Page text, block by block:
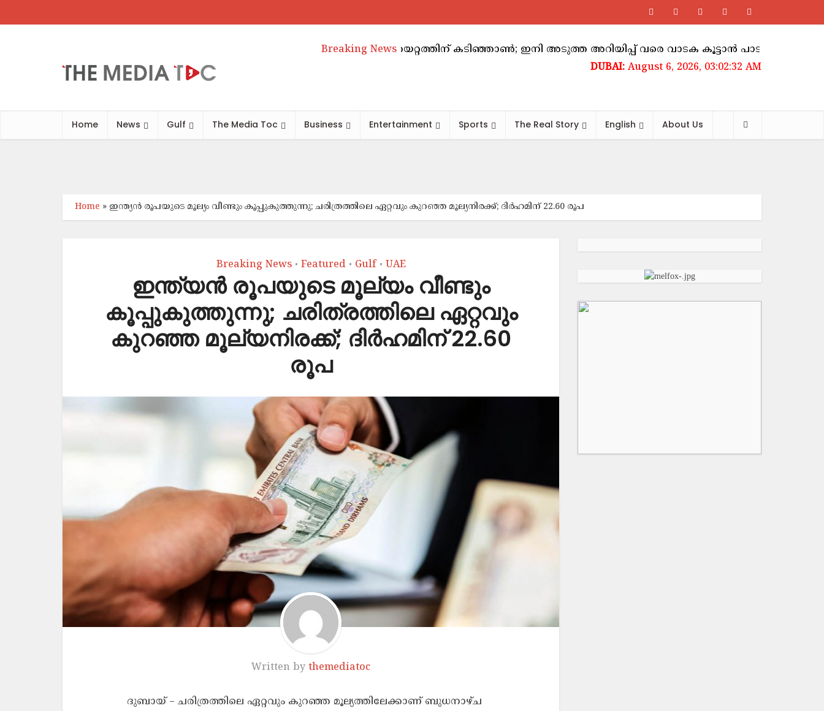
Breaking News
അബുദാബിയിൽ വാടകക്കയറ്റത്തിന് കടിഞ്ഞാൺ; ഇനി അടുത്ത അറിയിപ്പ് വരെ വാടക കൂട്ടാൻ പാടില്ലെന്ന് ഉത്തരവ്
August 6, 2026, 03:02:33 AM
Home News Gulf The Media Toc Business Entertainment Sports The Real Story English About Us
Home » ഇന്ത്യൻ രൂപയുടെ മൂല്യം വീണ്ടും കൂപ്പുകുത്തുന്നു; ചരിത്രത്തിലെ ഏറ്റവും കുറഞ്ഞ മൂല്യനിരക്ക്; ദിർഹമിന് 22.60 രൂപ
Breaking News • Featured • Gulf • UAE
ഇന്ത്യൻ രൂപയുടെ മൂല്യം വീണ്ടും
കൂപ്പുകുത്തുന്നു; ചരിത്രത്തിലെ ഏറ്റവും
കുറഞ്ഞ മൂല്യനിരക്ക്; ദിർഹമിന് 22.60
രൂപ
Written by themediatoc
ദുബായ് – ചരിത്രത്തിലെ ഏറ്റവും കുറഞ്ഞ മൂല്യത്തിലേക്കാണ് ബുധനാഴ്ച